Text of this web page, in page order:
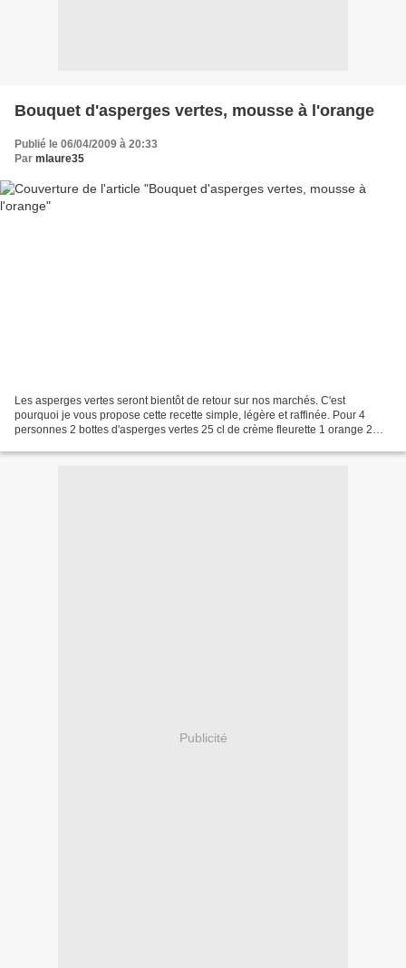
Bouquet d'asperges vertes, mousse à l'orange
Publié le 06/04/2009 à 20:33
Par mlaure35
Les asperges vertes seront bientôt de retour sur nos marchés. C'est
pourquoi je vous propose cette recette simple, légère et raffinée. Pour 4
personnes 2 bottes d'asperges vertes 25 cl de crème fleurette 1 orange 2
Publicité